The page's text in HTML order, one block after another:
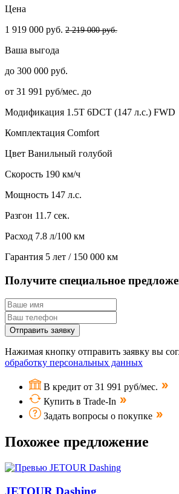
Цена
1 919 000 руб. 2 219 000 руб.
Ваша выгода
до 300 000 руб.
от 31 991 руб/мес. до
Модификация 1.5T 6DCT (147 л.с.) FWD
Комплектация Comfort
Цвет Ванильный голубой
Скорость 190 км/ч
Мощность 147 л.с.
Разгон 11.7 сек.
Расход 7.8 л/100 км
Гарантия 5 лет / 150 000 км
Получите специальное
Отправить заявку
Нажимая кнопку отправить заявку вы
обработку персональных данных
В кредит от 31 991 руб/мес.
Купить в Trade-In
Задать вопросы о покупке
Похожее предложение
JETOUR Dashing